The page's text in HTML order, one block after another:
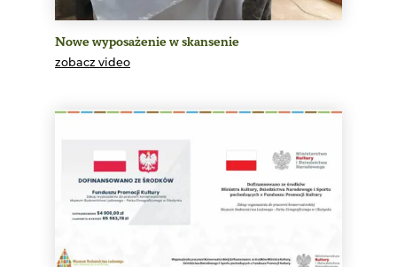
Nowe wyposażenie w skansenie
zobacz video